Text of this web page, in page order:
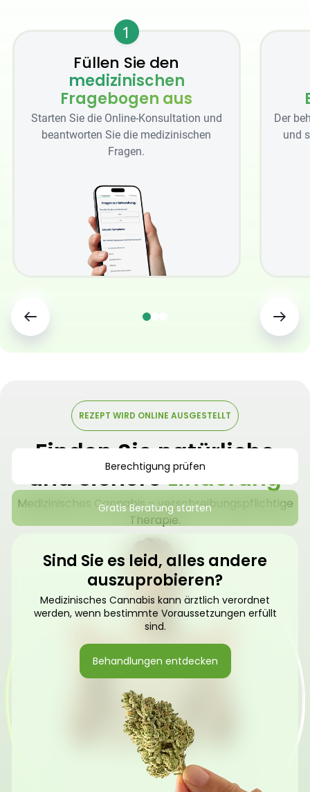
1
Füllen Sie den
medizinischen
Fragebogen aus
Starten Sie die Online-Konsultation und
beantworten Sie die medizinischen
Fragen.
Der
und
REZEPT WIRD ONLINE AUSGESTELLT
Finden Sie natürliche
und sichereLinderung
Medizinisches Cannabis – verschreibungspflichtige
Therapie.
Berechtigung prüfen
Gratis Beratung starten
Sind Sie es leid, alles andere
auszuprobieren?
Medizinisches Cannabis kann ärztlich verordnet
werden, wenn bestimmte Voraussetzungen erfüllt
sind.
Behandlungen entdecken